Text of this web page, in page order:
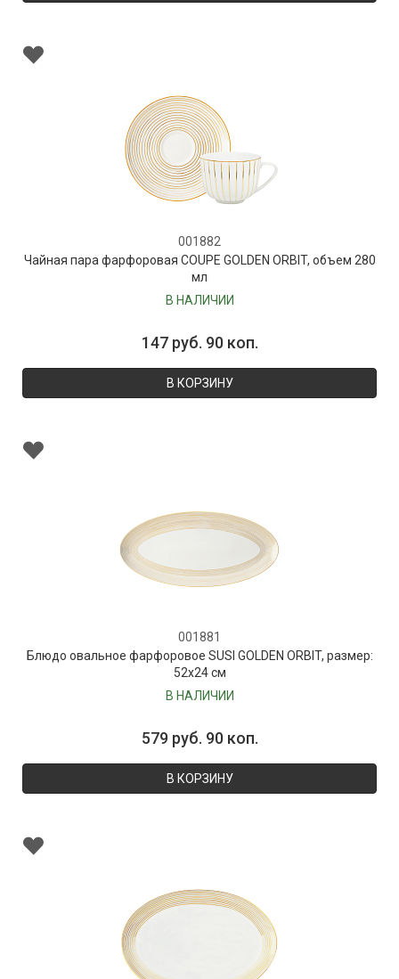
001882
Чайная пара фарфоровая COUPE GOLDEN ORBIT, объем 280
мл
В НАЛИЧИИ
147 руб. 90 коп.
В КОРЗИНУ
001881
Блюдо овальное фарфоровое SUSI GOLDEN ORBIT, размер:
52х24 см
В НАЛИЧИИ
579 руб. 90 коп.
В КОРЗИНУ